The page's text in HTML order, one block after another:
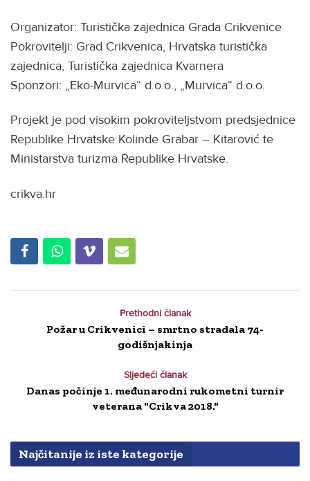
Organizator: Turistička zajednica Grada Crikvenice
Pokrovitelji: Grad Crikvenica, Hrvatska turistička
zajednica, Turistička zajednica Kvarnera
Sponzori: „Eko-Murvica“ d.o.o., „Murvica“ d.o.o.
Projekt je pod visokim pokroviteljstvom predsjednice
Republike Hrvatske Kolinde Grabar – Kitarović te
Ministarstva turizma Republike Hrvatske.
crikva.hr
Prethodni članak
Požar u Crikvenici – smrtno stradala 74-
godišnjakinja
Sljedeći članak
Danas počinje 1. međunarodni rukometni turnir
veterana "Crikva 2018."
Najčitanije iz iste kategorije